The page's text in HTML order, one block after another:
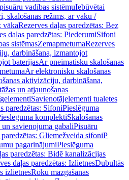
vadības sistēmuIebūvētai
skalošanas režīms, ar vāku /
vākaRezerves daļas paredzētas: Bez
daļas paredzētas: PiederumiSifoni
sistēmasZemapmetumaRezerves
darbināšana, izmantojot
baterijasAr pneimatisku skalošanas
Ar elektronisku skalošanas
aktivizāciju, darbināšana,
un atjaunošanas
Savienotājelementi tualetes
paredzētas: SifoniPieslēguma
komplektiSkalošanas
un savienojuma gabaliPisuāru
Gliemežveida sifoniP
pagarinājumiPieslēguma
paredzētas: Bidē kanalizācijas
daļas paredzētas: IzlietnesDubultās
izlietnesRoku mazgāšanas